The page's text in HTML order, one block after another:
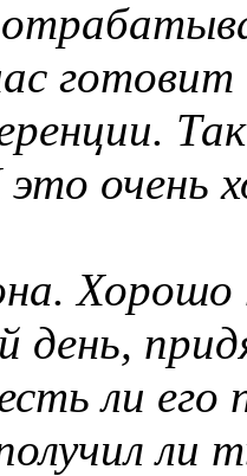
очень
ли его